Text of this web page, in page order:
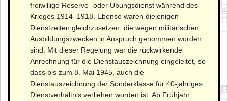
freiwillige Reserve- oder Übungsdienst während des
Krieges 1914–1918. Ebenso waren diejenigen
Dienstzeiten gleichzusetzen, die wegen militärischen
Ausbildungszwecken in Anspruch genommen worden
sind. Mit dieser Regelung war die rückwirkende
Anrechnung für die Dienstauszeichnung eingeleitet, so
dass bis zum 8. Mai 1945, auch die
Dienstauszeichnung der Sonderklasse für 40-jähriges
Dienstverhältnis verliehen worden ist. Ab Frühjahr